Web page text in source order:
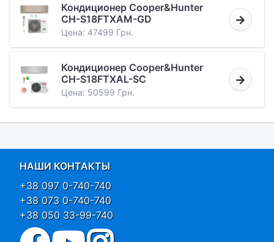
Кондиционер Cooper&Hunter
CH-S18FTXAM-GD
Цена: 47499 Грн.
Кондиционер Cooper&Hunter
CH-S18FTXAL-SC
Цена: 50599 Грн.
НАШИ КОНТАКТЫ
+38 097 0-740-740
+38 073 0-740-740
+38 050 33-99-740